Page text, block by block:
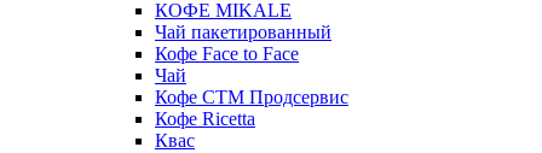
КОФЕ MIKALE
Чай пакетированный
Кофе Face to Face
Чай
Кофе СТМ Продсервис
Кофе Ricetta
Квас